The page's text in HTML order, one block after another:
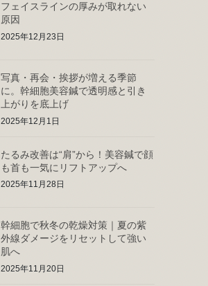
フェイスラインの厚みが取れない
原因
2025年12月23日
写真・再会・挨拶が増える季節
に。幹細胞美容鍼で透明感と引き
上がりを底上げ
2025年12月1日
たるみ改善は“肩”から！美容鍼で顔
も首も一気にリフトアップへ
2025年11月28日
幹細胞で秋冬の乾燥対策｜夏の紫
外線ダメージをリセットして強い
肌へ
2025年11月20日